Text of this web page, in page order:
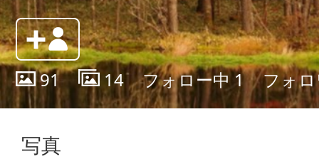
91 14 フォロー中1 フォ
写真